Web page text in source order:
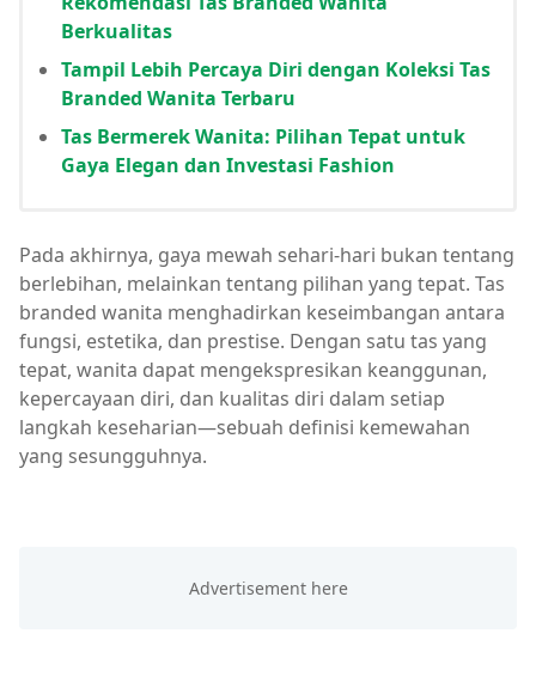
Berkualitas
Tampil Lebih Percaya Diri dengan Koleksi Tas
Branded Wanita Terbaru
Tas Bermerek Wanita: Pilihan Tepat untuk
Gaya Elegan dan Investasi Fashion
Pada akhirnya, gaya mewah sehari-hari bukan tentang
berlebihan, melainkan tentang pilihan yang tepat. Tas
branded wanita menghadirkan keseimbangan antara
fungsi, estetika, dan prestise. Dengan satu tas yang
tepat, wanita dapat mengekspresikan keanggunan,
kepercayaan diri, dan kualitas diri dalam setiap
langkah keseharian—sebuah definisi kemewahan
yang sesungguhnya.